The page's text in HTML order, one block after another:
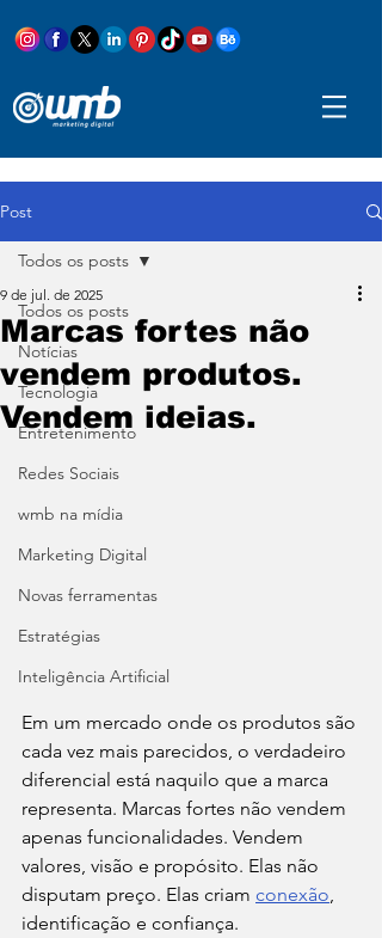
Post
Todos os posts
Notícias
Tecnologia
Entretenimento
Redes Sociais
wmb na mídia
Marketing Digital
Novas ferramentas
Estratégias
Inteligência Artificial
Todos os posts
Marcas fortes não
vendem produtos.
Vendem ideias.
9 de jul. de 2025
Em um mercado onde os produtos são
cada vez mais parecidos, o verdadeiro
diferencial está naquilo que a marca
representa. Marcas fortes não vendem
apenas funcionalidades. Vendem
valores, visão e propósito. Elas não
disputam preço. Elas criam conexão,
identificação e confiança.